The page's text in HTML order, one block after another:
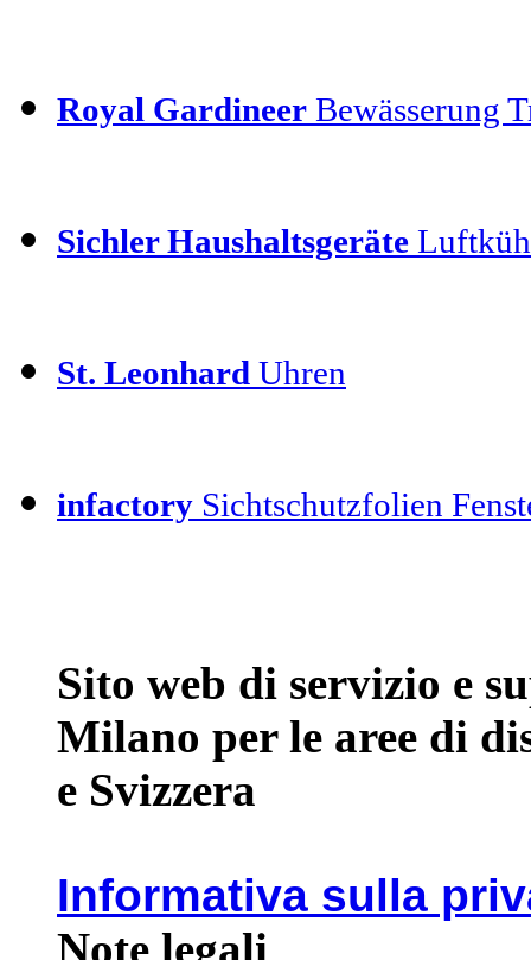
Royal Gardineer Bewässerung
Sichler Haushaltsgeräte
St. Leonhard Uhren
infactory Sichtschutzfolien
Sito web di servizio e
Milano per le aree di
e Svizzera
Informativa sulla
Note legali